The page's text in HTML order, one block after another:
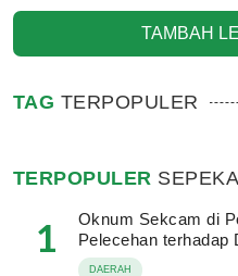
TAMBAH
TAG TERPOPULER
TERPOPULER
1
Oknum Sekcam di
Pelecehan terhadap
DAERAH